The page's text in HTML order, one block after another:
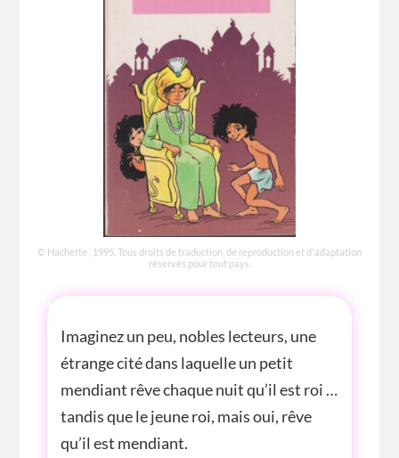
© Hachette , 1995. Tous droits de traduction, de reproduction et d'adaptation
réservés pour tout pays.
HISTOIRE
Imaginez un peu, nobles lecteurs, une
étrange cité dans laquelle un petit
mendiant rêve chaque nuit qu’il est roi …
tandis que le jeune roi, mais oui, rêve
qu’il est mendiant.